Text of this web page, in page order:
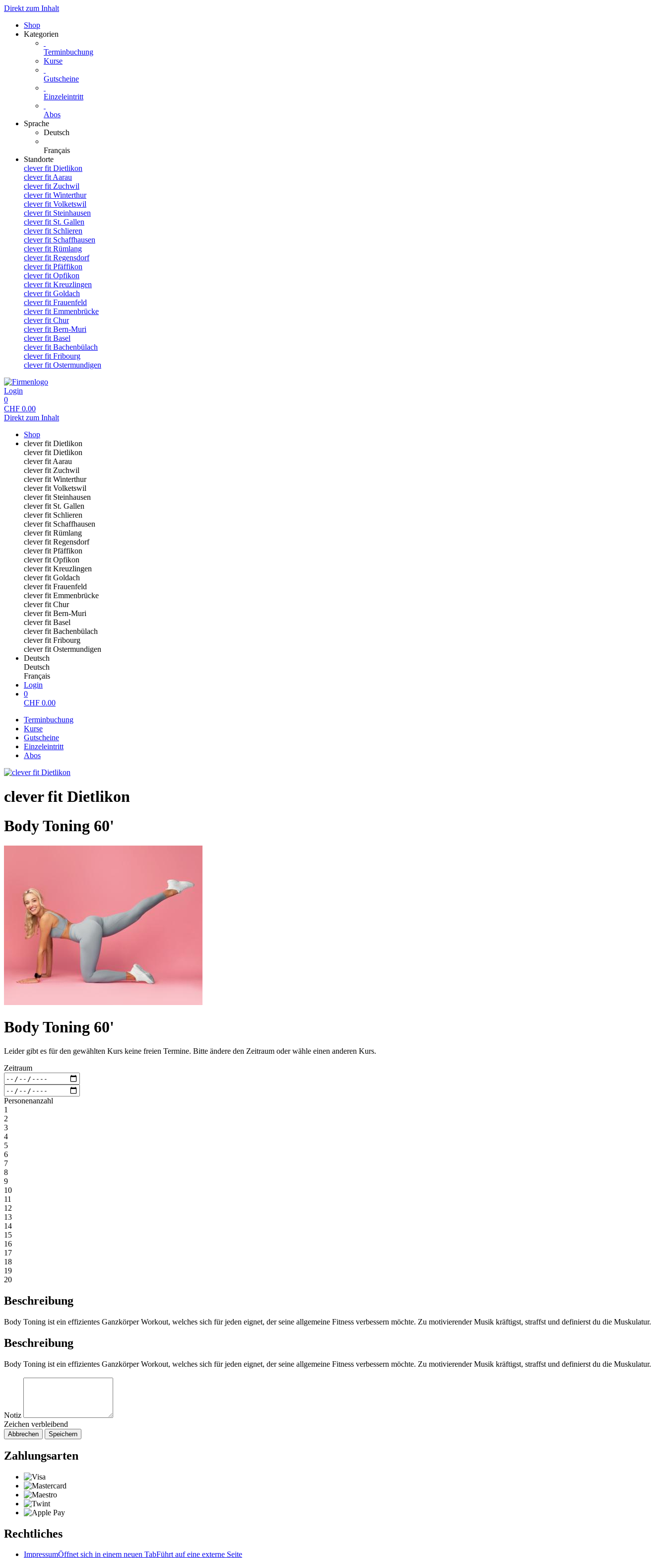
Direkt zum Inhalt
Shop
Kategorien
Terminbuchung
Kurse
Gutscheine
Einzeleintritt
Abos
Sprache
Deutsch
Français
Standorte
clever fit Dietlikon
clever fit Aarau
clever fit Zuchwil
clever fit Winterthur
clever fit Volketswil
clever fit Steinhausen
clever fit St. Gallen
clever fit Schlieren
clever fit Schaffhausen
clever fit Rümlang
clever fit Regensdorf
clever fit Pfäffikon
clever fit Opfikon
clever fit Kreuzlingen
clever fit Goldach
clever fit Frauenfeld
clever fit Emmenbrücke
clever fit Chur
clever fit Bern-Muri
clever fit Basel
clever fit Bachenbülach
clever fit Fribourg
clever fit Ostermundigen
Login
0
CHF 0.00
Direkt zum Inhalt
Shop
clever fit Dietlikon
clever fit Dietlikon
clever fit Aarau
clever fit Zuchwil
clever fit Winterthur
clever fit Volketswil
clever fit Steinhausen
clever fit St. Gallen
clever fit Schlieren
clever fit Schaffhausen
clever fit Rümlang
clever fit Regensdorf
clever fit Pfäffikon
clever fit Opfikon
clever fit Kreuzlingen
clever fit Goldach
clever fit Frauenfeld
clever fit Emmenbrücke
clever fit Chur
clever fit Bern-Muri
clever fit Basel
clever fit Bachenbülach
clever fit Fribourg
clever fit Ostermundigen
Deutsch
Deutsch
Français
Login
0
CHF 0.00
Terminbuchung
Kurse
Gutscheine
Einzeleintritt
Abos
clever fit Dietlikon
Body Toning 60'
Body Toning 60'
Leider gibt es für den gewählten Kurs keine freien Termine. Bitte ändere den Zeitraum oder wähle einen anderen Kurs.
Zeitraum
Personenanzahl
1
2
3
4
5
6
7
8
9
10
11
12
13
14
15
16
17
18
19
20
Beschreibung
Body Toning ist ein effizientes Ganzkörper Workout, welches sich für jeden eignet, der seine allgemeine Fitness verbessern möchte. Zu motivierender Musik kräftigst, straffst und definierst du die Muskulatur.
Beschreibung
Body Toning ist ein effizientes Ganzkörper Workout, welches sich für jeden eignet, der seine allgemeine Fitness verbessern möchte. Zu motivierender Musik kräftigst, straffst und definierst du die Muskulatur.
Notiz
Zeichen verbleibend
Abbrechen Speichern
Zahlungsarten
Rechtliches
ImpressumÖffnet sich in einem neuen TabFührt auf eine externe Seite